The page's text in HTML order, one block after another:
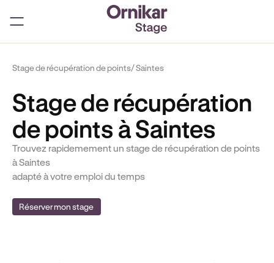
Stage de récupération de points/ Saintes
Stage de récupération
de points à Saintes
Trouvez rapidemement un stage de récupération de points
à Saintes
adapté à votre emploi du temps
Réserver mon stage